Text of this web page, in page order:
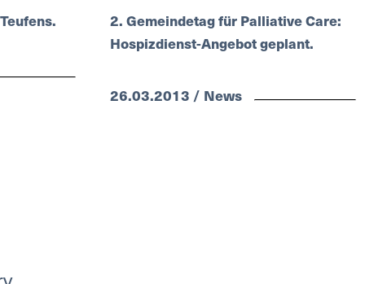
2. Gemeindetag für Palliative Care:
Hospizdienst-Angebot geplant.
26.03.2013 / News